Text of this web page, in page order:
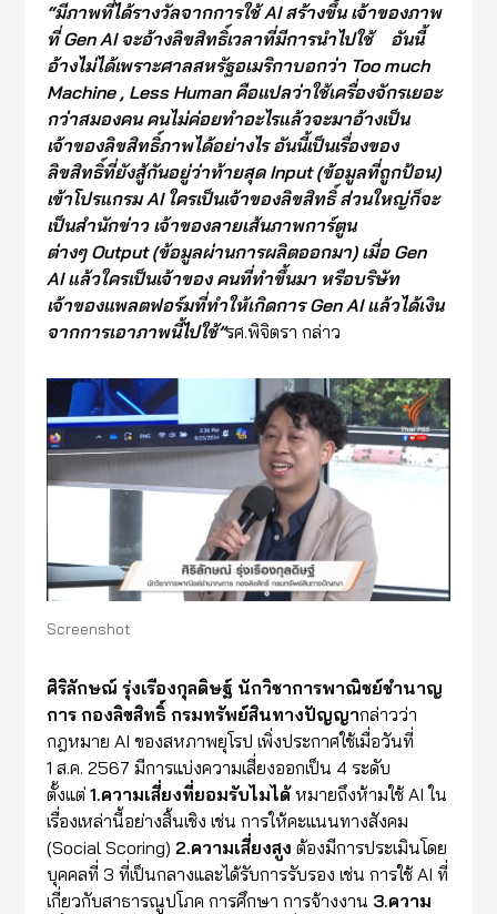
“มีภาพที่ได้รางวัลจากการใช้AIสร้างขึ้น เจ้าของภาพ
ที่Gen AI จะอ้างลิขสิทธิ์เวลาที่มีการนำไปใช้ อันนี้
อ้างไม่ได้เพราะศาลสหรัฐอเมริกาบอกว่า Too much
Machine , Less Human คือแปลว่าใช้เครื่องจักรเยอะ
กว่าสมองคนคนไม่ค่อยทำอะไรแล้วจะมาอ้างเป็น
เจ้าของลิขสิทธิ์ภาพได้อย่างไร อันนี้เป็นเรื่องของ
ลิขสิทธิ์ที่ยังสู้กันอยู่ว่าท้ายสุด Input (ข้อมูลที่ถูกป้อน)
เข้าโปรแกรมAI ใครเป็นเจ้าของลิขสิทธิ์ ส่วนใหญ่ก็จะ
เป็นสำนักข่าว เจ้าของลายเส้นภาพการตูน
ต่างๆ Output (ข้อมูลผ่านการผลิตออกมา) เมื่อ Gen
AIแล้วใครเป็นเจ้าของ คนที่ทำขึ้นมา หรือบริษัท
เจ้าของแพลตฟอร์มที่ทำให้เกิดการGen AIแล้วได้เงิน
จากการเอาภาพนี้ไปใช้”รศ.พิจิตรา กล่าว
Screenshot
ศิริลักษณ์ รุ่งเรืองกุลดิษฐ์ นักวิชาการพาณิชย์ชำนาญ
การ กองลิขสิทธิ์ กรมทรัพย์สินทางปัญญากล่าวว่า
กฎหมาย AI ของสหภาพยุโรป เพิ่งประกาศใช้เมื่อวันที่
1 ส.ค. 2567 มีการแบ่งความเสี่ยงออกเป็น 4 ระดับ
ตั้งแต่1.ความเสี่ยงที่ยอมรับไมได้หมายถึงห้ามใช้ AI ใน
เรื่องเหล่านี้อย่างสิ้นเชิง เช่น การให้คะแนนทางสังคม
(Social Scoring) 2.ความเสี่ยงสูง ต้องมีการประเมินโดย
บุคคลที่ 3 ที่เป็นกลางและได้รับการรับรอง เช่น การใช้ AI ที่
เกี่ยวกับสาธารณูปโภค การศึกษา การจ้างงาน 3.ความ